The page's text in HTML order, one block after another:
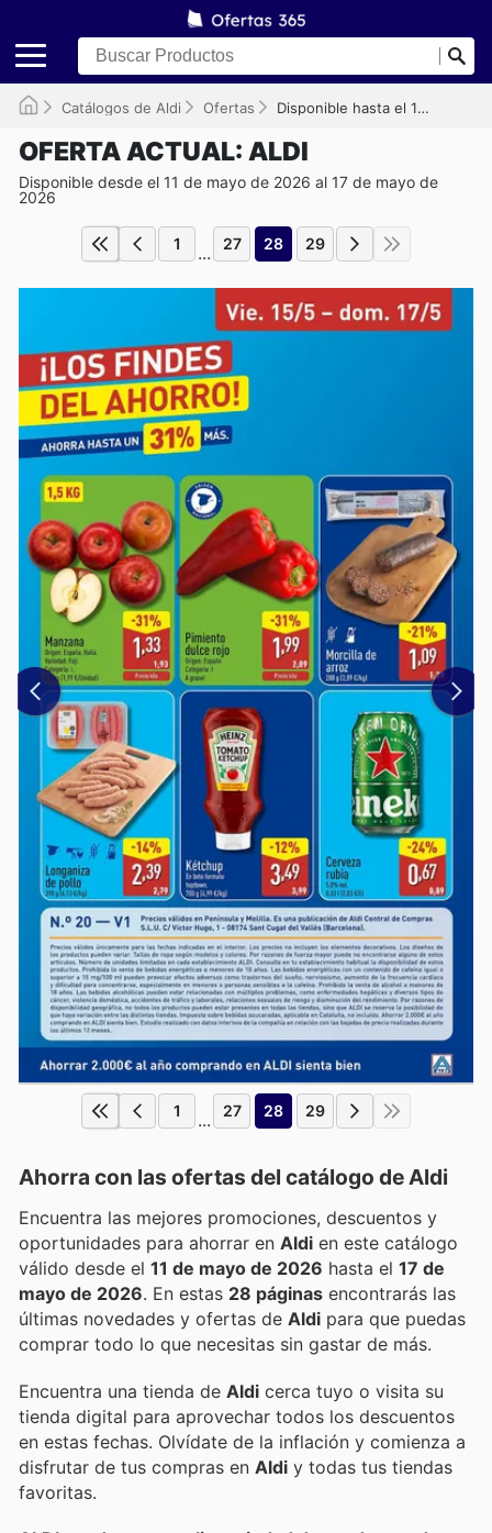
Catálogos de Aldi Ofertas Disponible hasta el 17/05/2026
OFERTA ACTUAL: ALDI
Disponible desde el 11 de mayo de 2026 al 17 de mayo de
2026
1 ... 27 28 29
1 ... 27 28 29
Ahorra con las ofertas del catálogo deAldi
Encuentra las mejores promociones, descuentos y
oportunidades para ahorrar en Aldi en este catálogo
válido desde el 11 de mayo de 2026 hasta el 17 de
mayo de 2026 . En estas 28 páginas encontrarás las
últimas novedades y ofertas de Aldi para que puedas
comprar todo lo que necesitas sin gastar de más.
Encuentra una tienda de Aldi cerca tuyo o visita su
tienda digital para aprovechar todos los descuentos
en estas fechas. Olvídate de la inflación y comienza a
disfrutar de tus compras en Aldi y todas tus tiendas
favoritas.